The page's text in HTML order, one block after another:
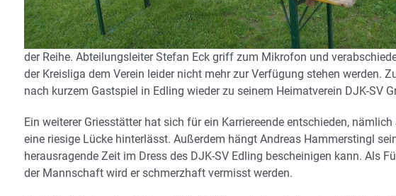
der Reihe. Abteilungsleiter Stefan Eck griff zum Mikrofon und
der Kreisliga dem Verein leider nicht mehr zur Verfügung stehen werden.
nach kurzem Gastspiel in Edling wieder zu seinem Heimatverein DJK-SV
Ein weiterer Griesstätter hat sich für ein Karriereende entschieden,
eine riesige Lücke hinterlässt. Außerdem hängt Andreas Hammerstingl
herausragende Zeit im Dress des DJK-SV Edling bescheinigen kann. Als
der Mannschaft wird er schmerzhaft vermisst werden.